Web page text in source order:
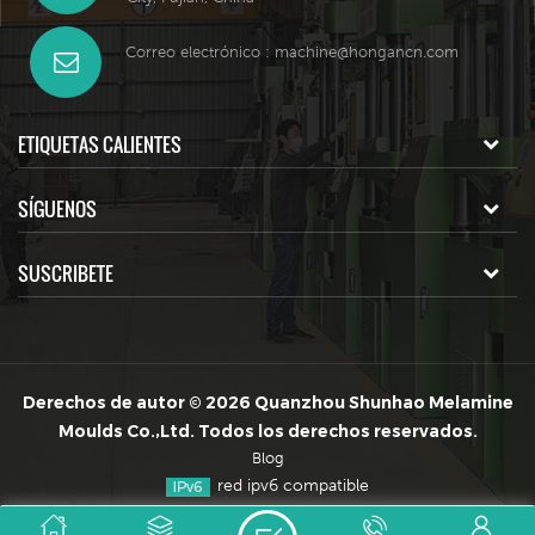
Correo electrónico : machine@hongancn.com
ETIQUETAS CALIENTES
SÍGUENOS
SUSCRIBETE
Derechos de autor © 2026 Quanzhou Shunhao Melamine
Moulds Co.,Ltd. Todos los derechos reservados.
Blog
red ipv6 compatible